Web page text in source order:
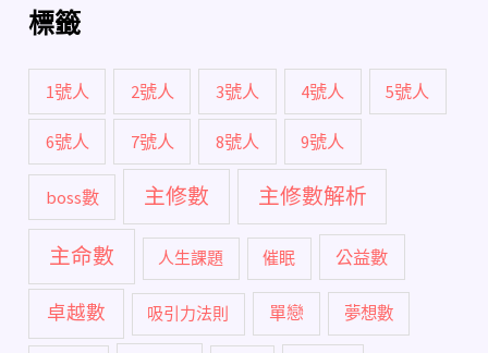
標籤
1號人 2號人 3號人 4號人 5號人
6號人 7號人 8號人 9號人
boss數 主修數 主修數解析
主命數 人生課題 催眠 公益數
卓越數 吸引力法則 單戀 夢想數